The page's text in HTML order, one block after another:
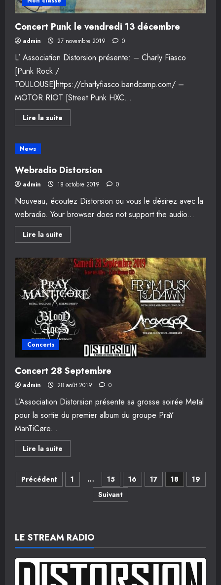
Concert Punk le vendredi 13 décembre
admin 27 novembre 2019 0
L’ Association Distorsion présente: – Charly Fiasco
[Punk Rock /
TOULOUSE]https://charlyfiasco.bandcamp.com/ –
MOTOR RIOT [Street Punk HXC...
Lire la suite
savoir
vendredi
13
décembre
News
Webradio Distorsion
admin 18 octobre 2019 0
Nouveau, écoutez Distorsion ou vous le désirez avec la
webradio. Your browser does not support the audio...
Lire la suite
savoir
Webradio
Distorsion
Concerts
Concert 28 Septembre
admin 28 août 2019 0
L’Association Distorsion présente sa grosse soirée Metal
pour la sortie du premier album du groupe PraY
ManTiCøre...
Lire la suite
savoir
Concert
Septembre
Navigation
Précédent 1 … 15 16 17 18
19
Suivant
LE STREAM RADIO